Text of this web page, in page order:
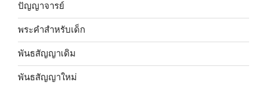
ปัญญาจารย์
พระคำสำหรับเด็ก
พันธสัญญาเดิม
พันธสัญญาใหม่